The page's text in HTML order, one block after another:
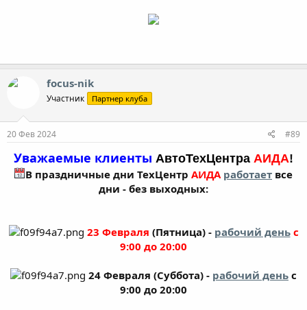
focus-nik
Участник Партнер клуба
20 Фев 2024 #89
Уважаемые клиенты АвтоТехЦентра АИДА!
В праздничные дни ТехЦентр АИДА работает все
дни - без выходных:
23 Февраля (Пятница) - рабочий день с
9:00 до 20:00
24 Февраля (Суббота) - рабочий день с
9:00 до 20:00